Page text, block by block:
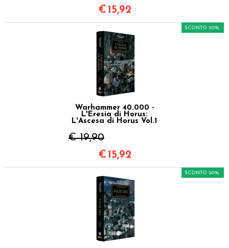
€ 15,92
Warhammer 40.000 -
L'Eresia di Horus:
L'Ascesa di Horus Vol.1
€ 19,90
SCONTO 20%
€ 15,92
SCONTO 20%